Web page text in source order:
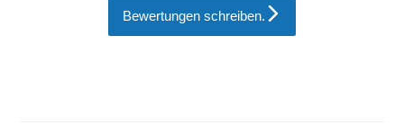
Bewertungen schreiben.